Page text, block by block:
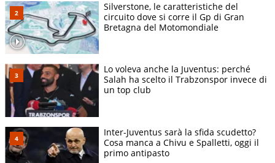
Silverstone, le caratteristiche del
circuito dove si corre il Gp di Gran
Bretagna del Motomondiale
Lo voleva anche la Juventus: perché
Salah ha scelto il Trabzonspor invece di
un top club
Inter-Juventus sarà la sfida scudetto?
Cosa manca a Chivu e Spalletti, oggi il
primo antipasto